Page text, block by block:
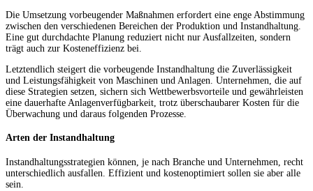
Die Umsetzung vorbeugender Maßnahmen erfordert eine enge Abstimmung
zwischen den verschiedenen Bereichen der Produktion und Instandhaltung.
Eine gut durchdachte Planung reduziert nicht nur Ausfallzeiten, sondern
trägt auch zur Kosteneffizienz bei.
Letztendlich steigert die vorbeugende Instandhaltung die Zuverlässigkeit
und Leistungsfähigkeit von Maschinen und Anlagen. Unternehmen, die auf
diese Strategien setzen, sichern sich Wettbewerbsvorteile und gewährleisten
eine dauerhafte Anlagenverfügbarkeit, trotz überschaubarer Kosten für die
Überwachung und daraus folgenden Prozesse.
Arten der Instandhaltung
Instandhaltungsstrategien können, je nach Branche und Unternehmen, recht
unterschiedlich ausfallen. Effizient und kostenoptimiert sollen sie aber alle
sein.